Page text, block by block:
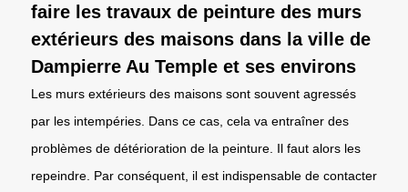
faire les travaux de peinture des murs
extérieurs des maisons dans la ville de
Dampierre Au Temple et ses environs
Les murs extérieurs des maisons sont souvent agressés
par les intempéries. Dans ce cas, cela va entraîner des
problèmes de détérioration de la peinture. Il faut alors les
repeindre. Par conséquent, il est indispensable de contacter